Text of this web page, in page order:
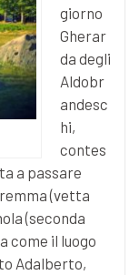
giorno
Gherar
da degli
Aldobr
andesc
hi,
contes
a passare
(vetta
(seconda
come il luogo
Adalberto,